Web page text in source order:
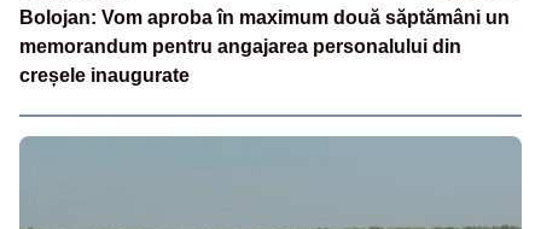
Bolojan: Vom aproba în maximum două săptămâni un
memorandum pentru angajarea personalului din
creșele inaugurate